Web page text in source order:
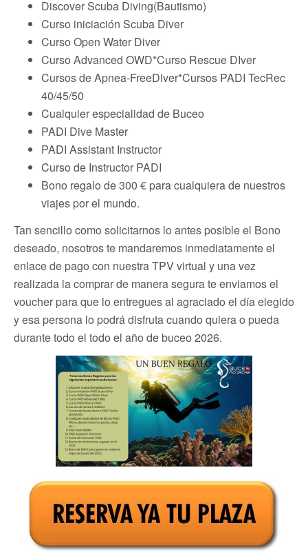
Discover Scuba Diving(Bautismo)
Curso iniciación Scuba Diver
Curso Open Water Diver
Curso Advanced OWD*Curso Rescue DIver
Cursos de Apnea-FreeDiver*Cursos PADI TecRec
40/45/50
Cualquier especialidad de Buceo
PADI Dive Master
PADI Assistant Instructor
Curso de Instructor PADI
Bono regalo de 300 € para cualquiera de nuestros
viajes por el mundo.
Tan sencillo como solicitarnos lo antes posible el Bono
deseado, nosotros te mandaremos inmediatamente el
enlace de pago con nuestra TPV virtual y una vez
realizada la comprar de manera segura te enviamos el
voucher para que lo entregues al agraciado el día elegido
y esa persona lo podrá disfruta cuando quiera o pueda
durante todo el todo el año de buceo 2026.